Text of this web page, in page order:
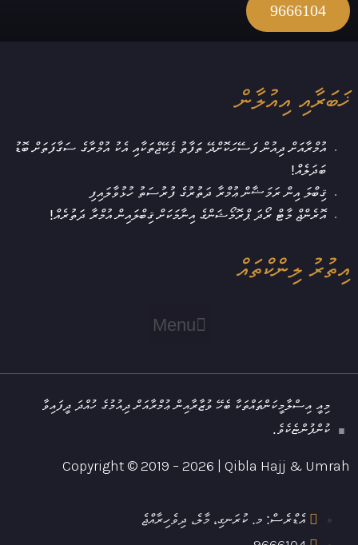
9666104
ޚަބަރާއި އިއުލާން
އުމްރާއަށް ދިއުން ފަސޭހަކޮށްދޭ ތަފާތު ޕެކޭޖްތަކާއި އެކު އުމްރާގެ ސަގާފަތަށް ބޮޑު
ބަދަލެއް!
ޤިބްލަ އިން ރަމަޟާން ޢުމްރާ ދަތުރުގެ ފުރުސަތު ހުޅުވާލައިފި
އޮރެންޖް މާޓް ރޯދަ ޕްރޮމޯޝަންގެ އިނާމަކަށް ޤިބްލައިން އުމްރާ ދަތުރެއް!
އިތުރު ލިންކްތައް
Menu
މިއީ އިސްލާމީކަންތައްތަކާ ބެހޭ ވުޒާރާއިން ޢުމްރާއަށް ދިއުމުގެ ހުއްދަ ދީފައިވާ
ކުންފުންޏެކެވެ.
Copyright © 2019 – 2026 | Qibla Hajj & Umrah
އެޑްރެސް: މ. ކުރަނގި، މާލެ، ދިވެހިރާއްޖެ